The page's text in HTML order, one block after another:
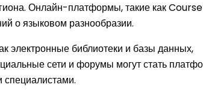
Онлайн-платформы, такие как
о языковом разнообразии.
электронные библиотеки и базы данных,
сети и форумы могут стать